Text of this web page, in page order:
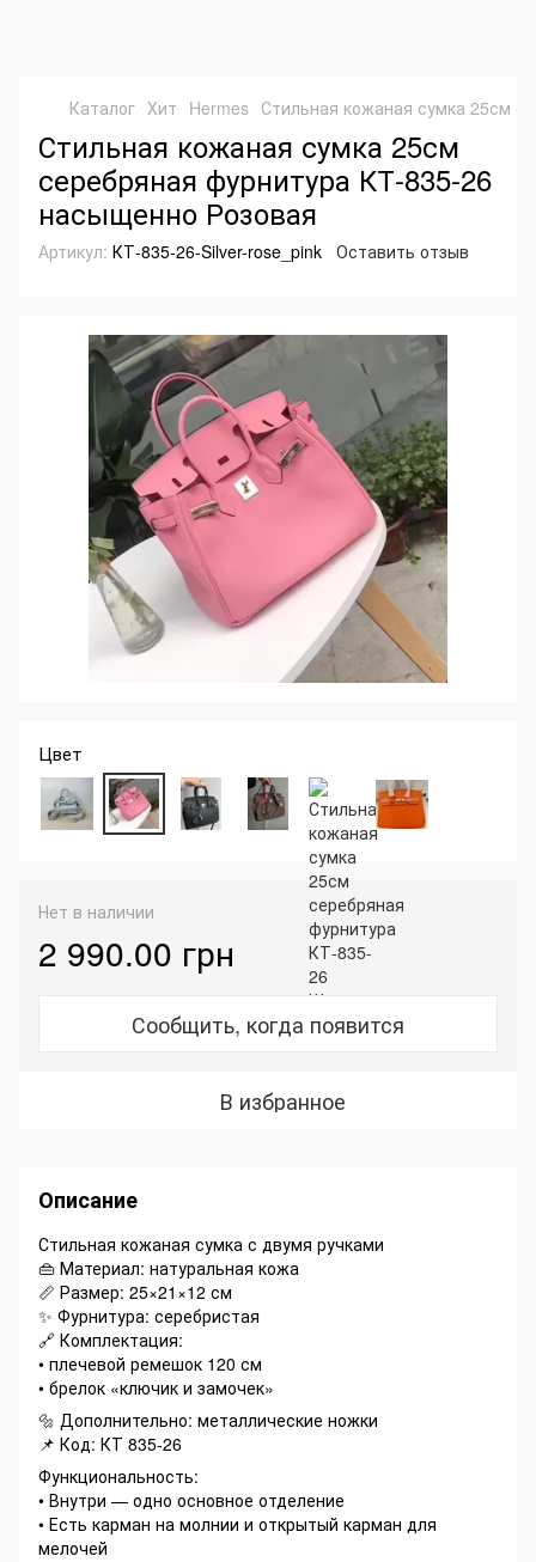
Каталог Хит Hermes Стильная кожаная сумка 25см
Стильная кожаная сумка 25см
серебряная фурнитура КТ-835-26
насыщенно Розовая
Артикул: КТ-835-26-Silver-rose_pink Оставить отзыв
Цвет
Нет в наличии
2 990.00 грн
Сообщить, когда появится
В избранное
Описание
Стильная кожаная сумка с двумя ручками
👜 Материал: натуральная кожа
📏 Размер: 25×21×12 см
✨ Фурнитура: серебристая
🔗 Комплектация:
• плечевой ремешок 120 см
• брелок «ключик и замочек»
🔩 Дополнительно: металлические ножки
📌 Код: КТ 835-26
Функциональность:
• Внутри — одно основное отделение
• Есть карман на молнии и открытый карман для
мелочей